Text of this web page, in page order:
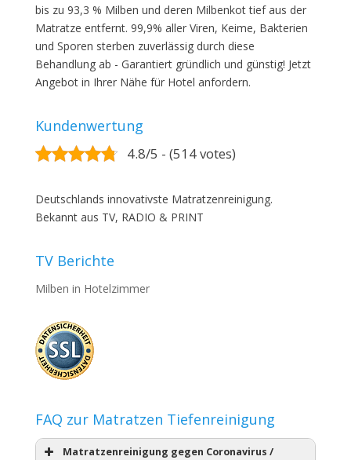
bis zu 93,3 % Milben und deren Milbenkot tief aus der
Matratze entfernt. 99,9% aller Viren, Keime, Bakterien
und Sporen sterben zuverlässig durch diese
Behandlung ab - Garantiert gründlich und günstig! Jetzt
Angebot in Ihrer Nähe für Hotel anfordern.
Kundenwertung
4.8/5 - (514 votes)
Deutschlands innovativste Matratzenreinigung.
Bekannt aus TV, RADIO & PRINT
TV Berichte
Milben in Hotelzimmer
FAQ zur Matratzen Tiefenreinigung
Matratzenreinigung gegen Coronavirus /